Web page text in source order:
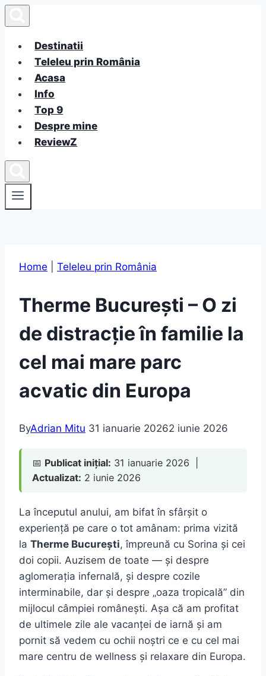
to
contentDestinatii
Teleleu prin România
Acasa
Info
Top 9
Despre mine
ReviewZ
Home Teleleu prin România
Therme București – O zi
de distracție în familie la
cel mai mare parc
acvatic din Europa
ByAdrian Mitu 31 ianuarie 20262 iunie 2026
📅 Publicat inițial: 31 ianuarie 2026 |
Actualizat: 2 iunie 2026
La începutul anului, am bifat în sfârșit o
experiență pe care o tot amânam: prima vizită
la Therme București, împreună cu Sorina și cei
doi copii. Auzisem de toate — și despre
aglomerația infernală, și despre cozile
interminabile, dar și despre „oaza tropicală” din
mijlocul câmpiei românești. Așa că am profitat
de ultimele zile ale vacanței de iarnă și am
pornit să vedem cu ochii noștri ce e cu cel mai
mare centru de wellness și relaxare din Europa.